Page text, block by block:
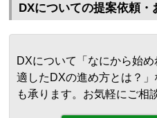
DXについての提案依頼・
DXについて「なにから始
適したDXの進め方とは？
も承ります。お気軽にご相